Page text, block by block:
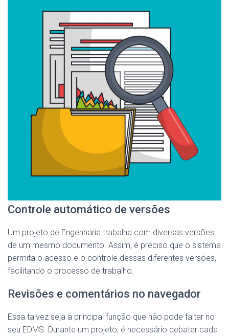
Controle automático de versões
Um projeto de Engenharia trabalha com diversas versões
de um mesmo documento. Assim, é preciso que o sistema
permita o acesso e o controle dessas diferentes versões,
facilitando o processo de trabalho.
Revisões e comentários no navegador
Essa talvez seja a principal função que não pode faltar no
seu EDMS. Durante um projeto, é necessário debater cada